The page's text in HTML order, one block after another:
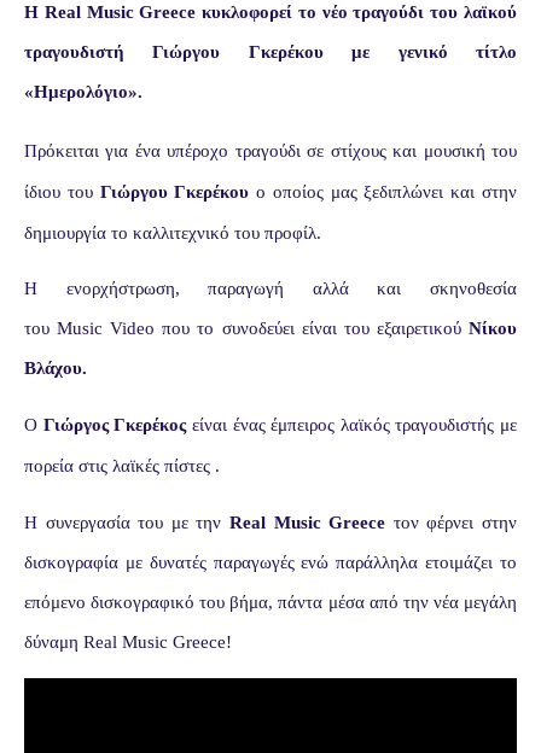
Η Real Music Greece κυκλοφορεί το νέο τραγούδι του λαϊκού
τραγουδιστή Γιώργου Γκερέκου με γενικό τίτλο
«Ημερολόγιο».
Πρόκειται για ένα υπέροχο τραγούδι σε στίχους και μουσική του
ίδιου του Γιώργου Γκερέκου ο οποίος μας ξεδιπλώνει και στην
δημιουργία το καλλιτεχνικό του προφίλ.
Η ενορχήστρωση, παραγωγή αλλά και σκηνοθεσία
τουMusic Video που το συνοδεύει είναι του εξαιρετικούΝίκου
Βλάχου.
Ο Γιώργος Γκερέκος είναι ένας έμπειρος λαϊκός τραγουδιστής με
πορεία στις λαϊκές πίστες .
Η συνεργασία του με την Real Music Greece τον φέρνει στην
δισκογραφία με δυνατές παραγωγές ενώ παράλληλα ετοιμάζει το
επόμενο δισκογραφικό του βήμα, πάντα μέσα από την νέα μεγάλη
δύναμη Real Music Greece!